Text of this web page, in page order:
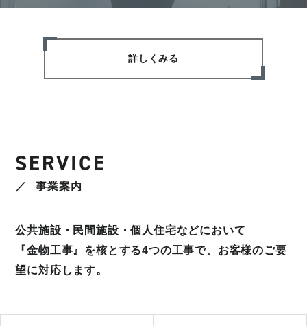
詳しくみる
SERVICE
事業案内
公共施設・民間施設・個人住宅などにおいて
『金物工事』を核とする4つの工事で、お客様のご要
望に対応します。